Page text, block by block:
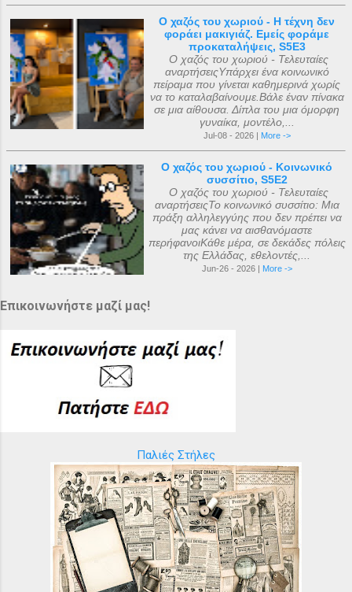
Ο χαζός του χωριού - Η τέχνη δεν
φοράει μακιγιάζ. Εμείς φοράμε
προκαταλήψεις, S5E3
Ο χαζός του χωριού - Τελευταίες
αναρτήσειςΥπάρχει ένα κοινωνικό
πείραμα που γίνεται καθημερινά χωρίς
να το καταλαβαίνουμε.Βάλε έναν πίνακα
σε μια αίθουσα. Δίπλα του μια όμορφη
γυναίκα, μοντέλο,...
Jul-08 - 2026 | More ->
Ο χαζός του χωριού - Κοινωνικό
συσσίτιο, S5E2
Ο χαζός του χωριού - Τελευταίες
αναρτήσειςΤο κοινωνικό συσσίτιο: Μια
πράξη αλληλεγγύης που δεν πρέπει να
μας κάνει να αισθανόμαστε
περήφανοιΚάθε μέρα, σε δεκάδες πόλεις
της Ελλάδας, εθελοντές,...
Jun-26 - 2026 | More ->
Επικοινωνήστε μαζί μας!
Παλιές Στήλες